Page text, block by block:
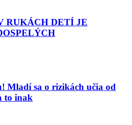
RUKÁCH DETÍ JE
Mladí sa o rizikách učia od
to inak